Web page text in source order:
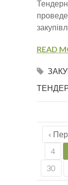
READ
«
4
30